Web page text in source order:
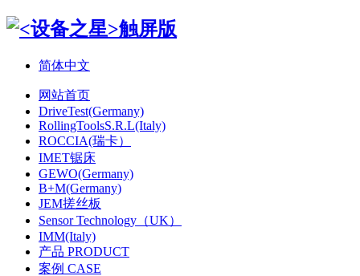
简体中文
网站首页
DriveTest(Germany)
RollingToolsS.R.L(Italy)
ROCCIA(瑞卡）
IMET锯床
GEWO(Germany)
B+M(Germany)
JEM搓丝板
Sensor Technology（UK）
IMM(Italy)
产品 PRODUCT
案例 CASE